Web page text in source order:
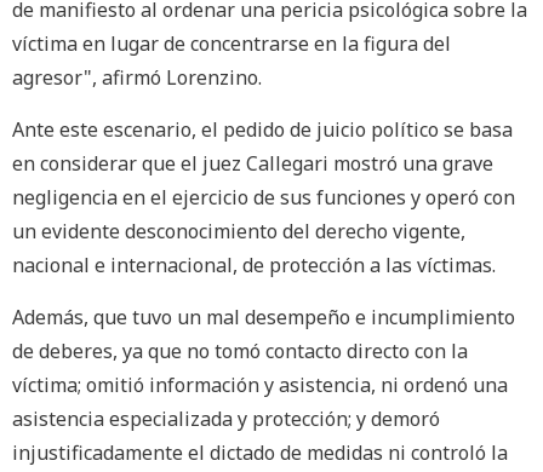
de manifiesto al ordenar una pericia psicológica sobre la
víctima en lugar de concentrarse en la figura del
agresor", afirmó Lorenzino.
Ante este escenario, el pedido de juicio político se basa
en considerar que el juez Callegari mostró una grave
negligencia en el ejercicio de sus funciones y operó con
un evidente desconocimiento del derecho vigente,
nacional e internacional, de protección a las víctimas.
Además, que tuvo un mal desempeño e incumplimiento
de deberes, ya que no tomó contacto directo con la
víctima; omitió información y asistencia, ni ordenó una
asistencia especializada y protección; y demoró
injustificadamente el dictado de medidas ni controló la